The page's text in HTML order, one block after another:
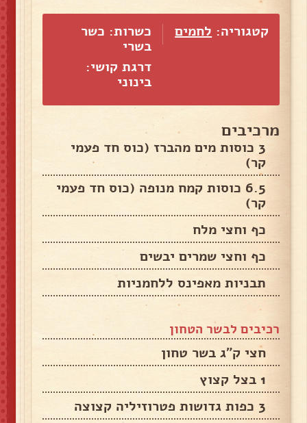
קטגוריה: לחמים
כשרות: כשר
בשרי
דרגת קושי:
בינוני
מרכיבים
3 כוסות מים מהברז (כוס חד פעמי
קר)
6.5 כוסות קמח מנופה (כוס חד פעמי
קר)
כף וחצי מלח
כף וחצי שמרים יבשים
תבניות מאפינס ללחמניות
רכיבים לבשר הטחון
חצי ק"ג בשר טחון
1 בצל קצוץ
3 כפות גדושות פטרוזיליה קצוצה